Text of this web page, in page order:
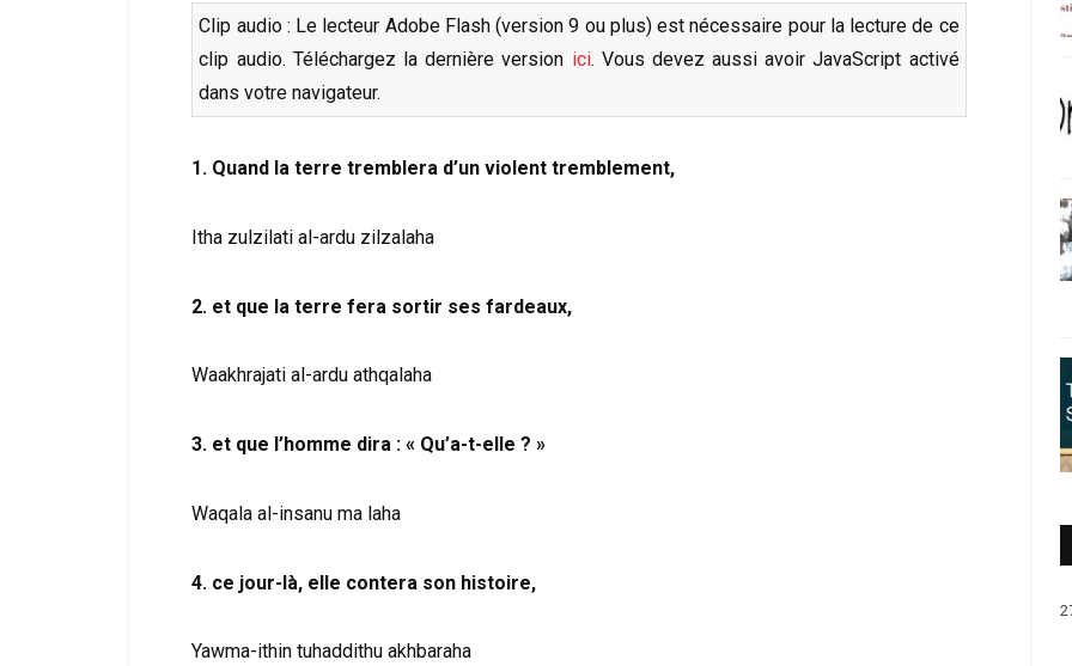
Clip audio : Le lecteur Adobe Flash (version 9 ou plus) est nécessaire pour la lecture de ce
clip audio. Téléchargez la dernière version ici. Vous devez aussi avoir JavaScript activé
dans votre navigateur.
1. Quand la terre tremblera d’un violent tremblement,
Itha zulzilati al-ardu zilzalaha
2. et que la terre fera sortir ses fardeaux,
Waakhrajati al-ardu athqalaha
3. et que l’homme dira : « Qu’a-t-elle ? »
Waqala al-insanu ma laha
4. ce jour-là, elle contera son histoire,
Yawma-ithin tuhaddithu akhbaraha